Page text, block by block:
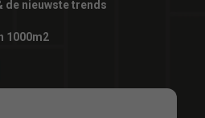
de nieuwste trends
1000m2